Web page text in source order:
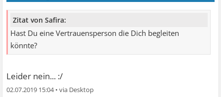
Zitat von Safira:
Hast Du eine Vertrauensperson die Dich begleiten
könnte?
Leider nein... :/
02.07.2019 15:04•